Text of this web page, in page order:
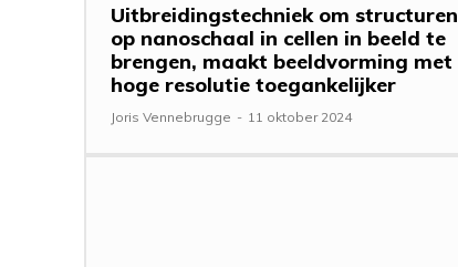
Uitbreidingstechniek om structuren
op nanoschaal in cellen in beeld te
brengen, maakt beeldvorming met
hoge resolutie toegankelijker
Joris Vennebrugge - 11 oktober 2024